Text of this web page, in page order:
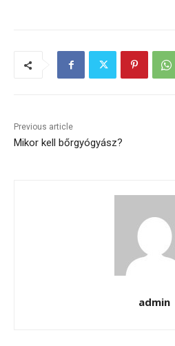
Previous article
Mikor kell bőrgyógyász?
admin